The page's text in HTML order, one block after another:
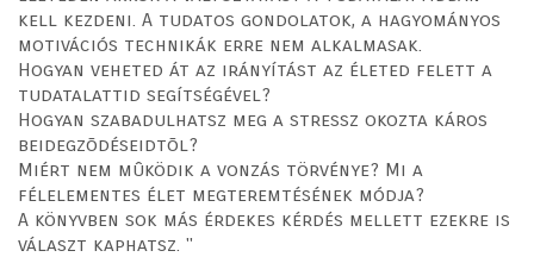
kell kezdeni. A tudatos gondolatok, a hagyományos
motivációs technikák erre nem alkalmasak.
Hogyan veheted át az irányítást az életed felett a
tudatalattid segítségével?
Hogyan szabadulhatsz meg a stressz okozta káros
beidegzõdéseidtõl?
Miért nem mûködik a vonzás törvénye? Mi a
félelementes élet megteremtésének módja?
A könyvben sok más érdekes kérdés mellett ezekre is
választ kaphatsz. "